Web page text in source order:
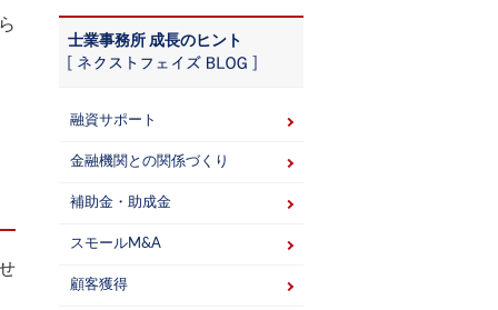
士業事務所 成長のヒント
融資サポート
金融機関との関係づくり
補助金・助成金
スモールM&A
顧客獲得